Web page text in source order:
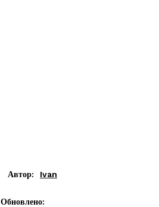
Автор: Ivan
Обновлено: